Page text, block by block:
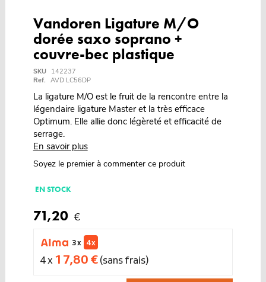
Vandoren Ligature M/O
dorée saxo soprano +
couvre-bec plastique
SKU
142237
Ref. AVD LC56DP
La ligature M/O est le fruit de la rencontre entre la
légendaire ligature Master et la très efficace
Optimum. Elle allie donc légèreté et efficacité de
serrage.
En savoir plus
Soyez le premier à commenter ce produit
EN STOCK
71,20 €
3 x 4 x
4 x 17,80 €(sans frais)